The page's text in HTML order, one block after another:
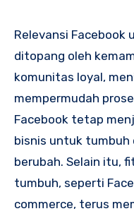
Relevansi Facebook
ditopang oleh
komunitas loyal,
mempermudah
Facebook tetap
bisnis untuk tumbuh
berubah. Selain itu,
tumbuh, seperti
commerce, terus